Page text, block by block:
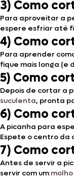
3) Como
Para aproveitar a
espere esfriar até
4) Como
Para aprender
fique mais longa (e
5) Como
Depois de cortar a
suculenta, pronta
6) Como
A picanha para
Espete o centro da
7) Como
Antes de servir a
servir com um